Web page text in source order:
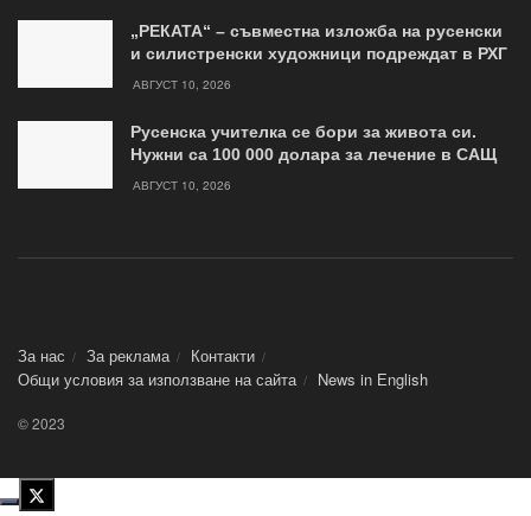
„РЕКАТА“ – съвместна изложба на русенски
и силистренски художници подреждат в РХГ
АВГУСТ 10, 2026
Русенска учителка се бори за живота си.
Нужни са 100 000 долара за лечение в САЩ
АВГУСТ 10, 2026
За нас За реклама
Контакти
Общи условия за използване на сайта
News in Еnglish
© 2023